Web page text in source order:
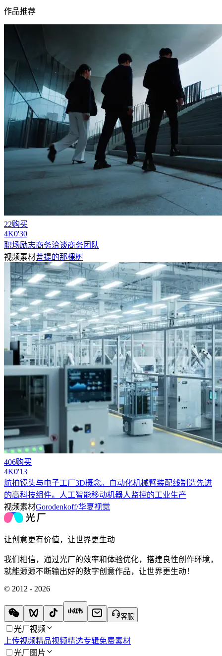
作品推荐
22购买
4K0'30
职场励志商务洽谈商务团队
视频素材菩提的那棵树
406购买
4K0'13
航拍镜头与电子工厂3D概念。自动化机械臂装配线制造先进
的高科技组件。人工智能移动机器人监控的工业生产
视频素材Gorodenkoff/华夏视觉
让创意更有价值，让世界更生动
我们相信，通过光厂的效率和体验优化，搭建良性创作环境，
就能源源不断输出好的数字创意作品，让世界更生动！
© 2012 - 2026
客服
光厂视频
上传视频精品视频精选专辑免费素材
光厂图片